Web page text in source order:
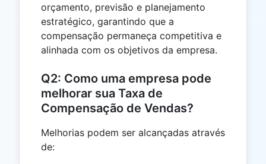
orçamento, previsão e planejamento
estratégico, garantindo que a
compensação permaneça competitiva e
alinhada com os objetivos da empresa.
Q2: Como uma empresa pode
melhorar sua Taxa de
Compensação de Vendas?
Melhorias podem ser alcançadas através
de: